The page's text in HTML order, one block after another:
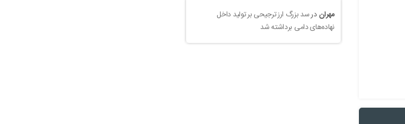
مهراندرسد بزرگ ارز ترجیحی بر تولید داخل
نهاده‌های دامی برداشته شد